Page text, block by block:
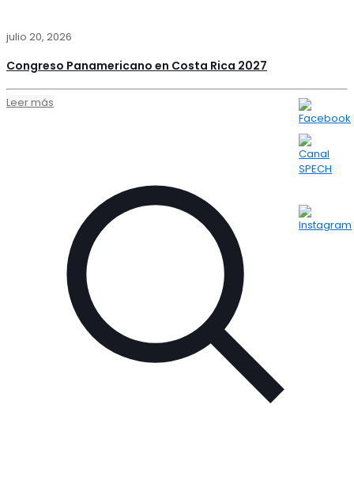
julio 20, 2026
Congreso Panamericano en Costa Rica 2027
Leer más